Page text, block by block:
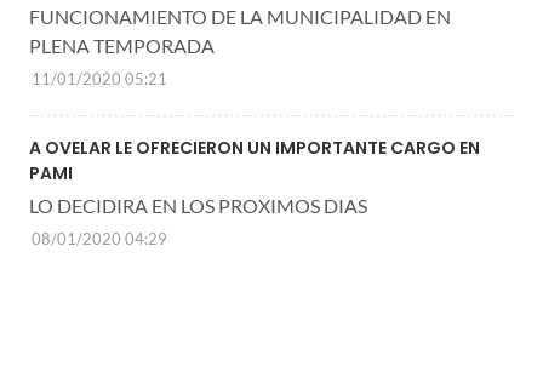
FUNCIONAMIENTO DE LA MUNICIPALIDAD EN
PLENA TEMPORADA
11/01/2020 05:21
A OVELAR LE OFRECIERON UN IMPORTANTE CARGO EN
PAMI
LO DECIDIRA EN LOS PROXIMOS DIAS
08/01/2020 04:29